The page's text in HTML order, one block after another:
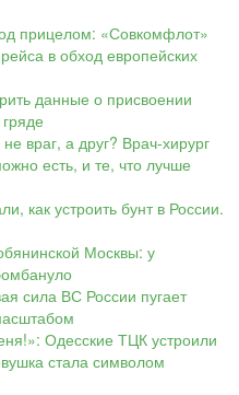
прицелом: «Совкомфлот»
в обход европейских
данные о присвоении
враг, а друг? Врач-хирург
есть, и те, что лучше
как устроить бунт в России.
Москвы: у
сила ВС России пугает
Одесские ТЦК устроили
стала символом